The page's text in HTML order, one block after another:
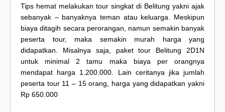
Tips hemat melakukan tour singkat di Belitung yakni ajak
sebanyak – banyaknya teman atau keluarga. Meskipun
biaya ditagih secara perorangan, namun semakin banyak
peserta tour, maka semakin murah harga yang
didapatkan. Misalnya saja, paket tour Belitung 2D1N
untuk minimal 2 tamu maka biaya per orangnya
mendapat harga 1.200.000. Lain ceritanya jika jumlah
peserta tour 11 – 15 orang, harga yang didapatkan yakni
Rp 650.000